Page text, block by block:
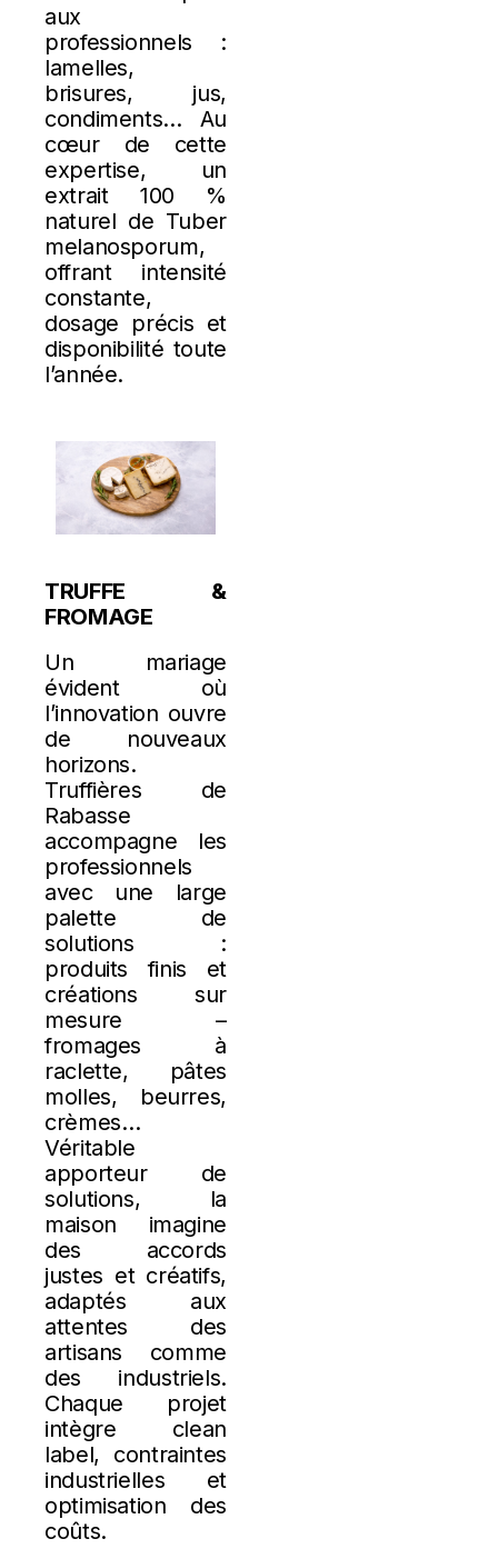
aux
professionnels :
lamelles,
brisures, jus,
condiments… Au
cœur de cette
expertise, un
extrait 100 %
naturel de Tuber
melanosporum,
offrant intensité
constante,
dosage précis et
disponibilité toute
l’année.
TRUFFE &
FROMAGE
Un mariage
évident où
l’innovation ouvre
de nouveaux
horizons.
Truffières de
Rabasse
accompagne les
professionnels
avec une large
palette de
solutions :
produits finis et
créations sur
mesure –
fromages à
raclette, pâtes
molles, beurres,
crèmes…
Véritable
apporteur de
solutions, la
maison imagine
des accords
justes et créatifs,
adaptés aux
attentes des
artisans comme
des industriels.
Chaque projet
intègre clean
label, contraintes
industrielles et
optimisation des
coûts.